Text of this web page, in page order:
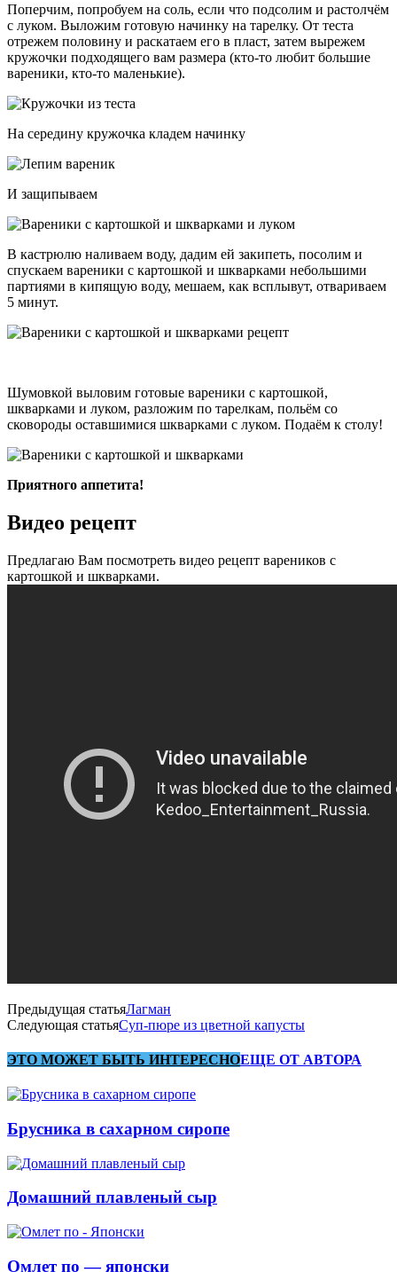
Поперчим, попробуем на соль, если что подсолим и растолчём
с луком. Выложим готовую начинку на тарелку. От теста
отрежем половину и раскатаем его в пласт, затем вырежем
кружочки подходящего вам размера (кто-то любит большие
вареники, кто-то маленькие).
На середину кружочка кладем начинку
И защипываем
В кастрюлю наливаем воду, дадим ей закипеть, посолим и
спускаем вареники с картошкой и шкварками небольшими
партиями в кипящую воду, мешаем, как всплывут, отвариваем
5 минут.
Шумовкой выловим готовые вареники с картошкой,
шкварками и луком, разложим по тарелкам, польём со
сковороды оставшимися шкварками с луком. Подаём к столу!
Приятного аппетита!
Видео рецепт
Предлагаю Вам посмотреть видео рецепт вареников с
картошкой и шкварками.
Предыдущая статьяЛагман
Следующая статьяСуп-пюре из цветной капусты
ЭТО МОЖЕТ БЫТЬ ИНТЕРЕСНОЕЩЕ ОТ АВТОРА
Брусника в сахарном сиропе
Домашний плавленый сыр
Омлет по — японски